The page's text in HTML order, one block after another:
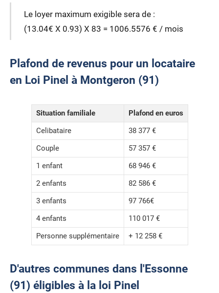
Le loyer maximum exigible sera de :
(13.04€ X 0.93) X 83 = 1006.5576 € / mois
Plafond de revenus pour un locataire
en Loi Pinel à Montgeron (91)
Situation familiale
Plafond en euros
Celibataire
38 377 €
Couple
57 357 €
1 enfant
68 946 €
2 enfants
82 586 €
3 enfants
97 766€
4 enfants
110 017 €
Personne supplémentaire
+ 12 258 €
D'autres communes dans l'Essonne
(91) éligibles à la loi Pinel